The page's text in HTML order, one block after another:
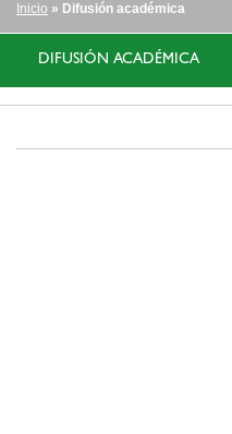
Inicio » Difusión académica
DIFUSIÓN ACADÉMICA